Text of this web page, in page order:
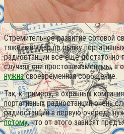
Стремительное развитие сотовой
тяжелый удар по рынку
радиостанции все еще достаточно
случаях они просто незаменимы, в
нужнасвоевременная сообщение.
Так, к примеру, в охранных
портативных радиостанций очень
радиостанций в первую очередь
потому, что от этого зависят